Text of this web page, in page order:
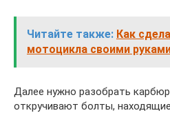
Читайте также: Как
мотоцикла своими
Далее нужно разобрать
откручивают болты,